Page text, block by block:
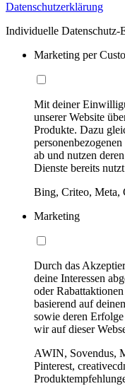
Datenschutzerklärung
Individuelle Datenschutz-
Marketing per
Mit deiner
unserer Website
Produkte. Dazu
ab und nutzen
Dienste bereits
Bing, Criteo, Meta,
Marketing
Durch das
deine Interessen
oder
basierend auf
sowie deren
wir auf dieser
AWIN, Sovendus,
Pinterest,